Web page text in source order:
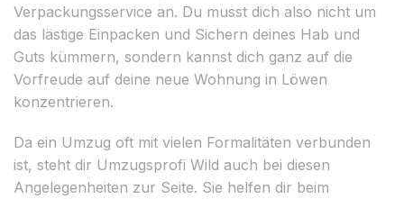
Verpackungsservice an. Du musst dich also nicht um
das lästige Einpacken und Sichern deines Hab und
Guts kümmern, sondern kannst dich ganz auf die
Vorfreude auf deine neue Wohnung in Löwen
konzentrieren.
Da ein Umzug oft mit vielen Formalitäten verbunden
ist, steht dir Umzugsprofi Wild auch bei diesen
Angelegenheiten zur Seite. Sie helfen dir beim